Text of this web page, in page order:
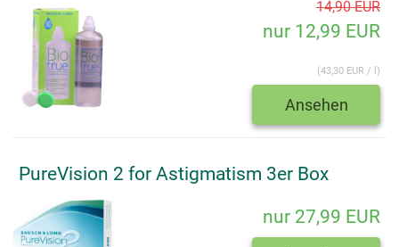
14,90 EUR
nur 12,99 EUR
(43,30 EUR / l)
Ansehen
PureVision 2 for Astigmatism 3er Box
nur 27,99 EUR